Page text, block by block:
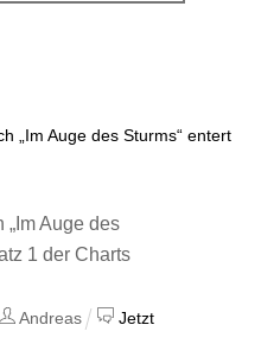
„Im Auge des Sturms“ entert
Andreas
Jetzt